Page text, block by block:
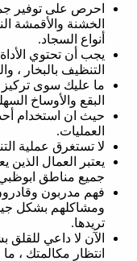
احرص على توفير
الخشنة والأقمشة
أنواع السجاد.
يجب أن تحتوي
التنظيف بالبخار ،
ما عليك سوى تركيز
البقع والأوساخ
حيث ان استخدام
العمليات.
لا تستغرق عملية
يعتبر العمال
جميع مناطق
فهم مدربون
ومشاكلهم بشكل
تريدها.
الآن لا داعي
انتظار مكالمتك ،